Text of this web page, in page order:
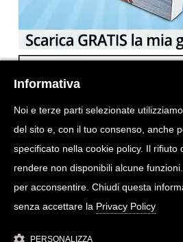
Informativa
Noi e terze parti selezionate
del sito e, con il tuo consenso, anche
specificato nella cookie policy. Il rifiuto
rendere non disponibili alcune
per acconsentire. Chiudi questa
senza accettare la Privacy Policy
PERSONALIZZA